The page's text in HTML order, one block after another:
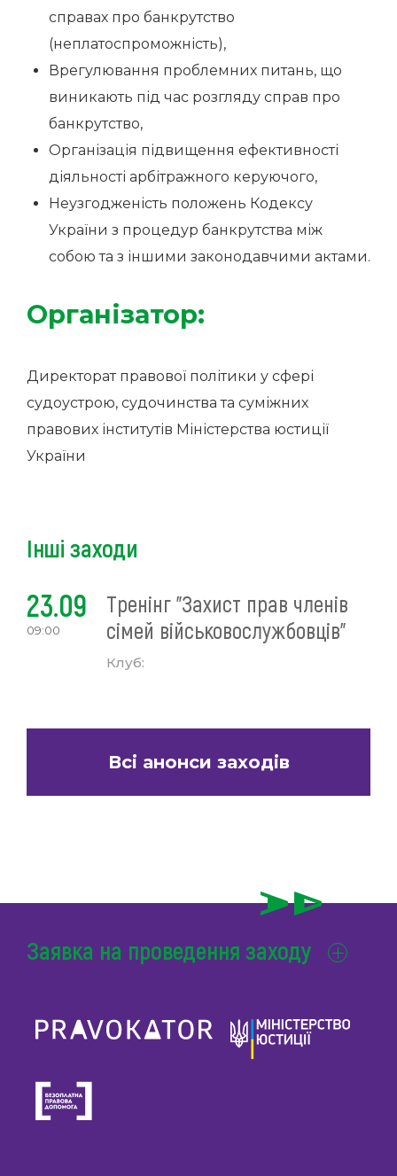
справах про банкрутство
(неплатоспроможність),
Врегулювання проблемних питань, що
виникають під час розгляду справ про
банкрутство,
Організація підвищення ефективності
діяльності арбітражного керуючого,
Неузгодженість положень Кодексу
України з процедур банкрутства між
собою та з іншими законодавчими актами.
Організатор:
Директорат правової політики у сфері
судоустрою, судочинства та суміжних
правових інститутів Міністерства юстиції
України
Інші заходи
23.09
09:00
Тренінг "Захист прав членів
сімей військовослужбовців"
Клуб:
Всі анонси заходів
Заявка на проведення заходу